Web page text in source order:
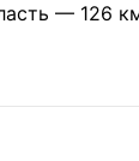
— 126